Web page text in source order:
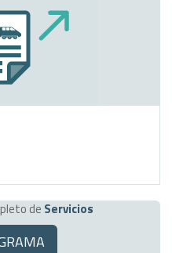
de Servicios